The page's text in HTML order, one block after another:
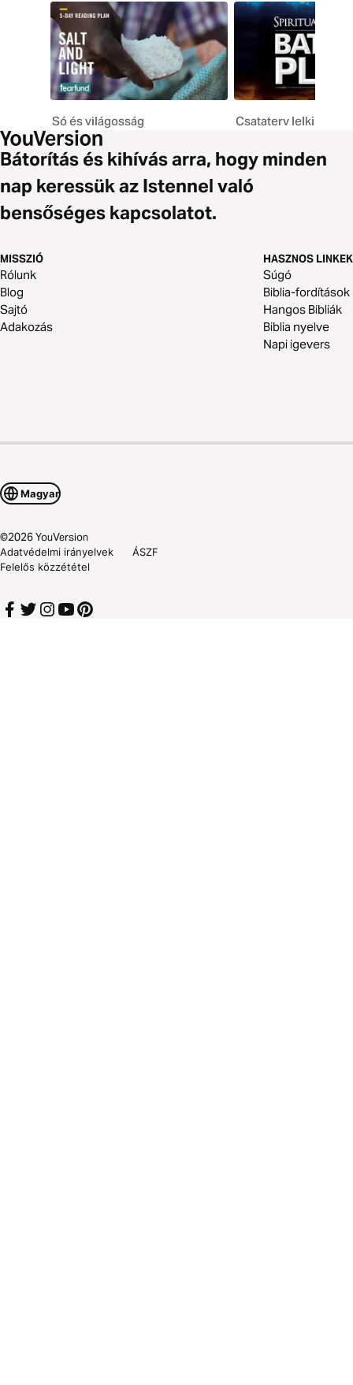
Só és világosság Csataterv lelki
Bátorítás és kihívás arra, hogy minden
nap keressük az Istennel való
bensőséges kapcsolatot.
MISSZIÓ
Rólunk
Blog
Sajtó
Adakozás
HASZNOS LINKEK
Súgó
Biblia-fordítások
Hangos Bibliák
Biblia nyelve
Napi igevers
Magyar
©2026YouVersion
Adatvédelmi irányelvek
ÁSZF
Felelős közzététel